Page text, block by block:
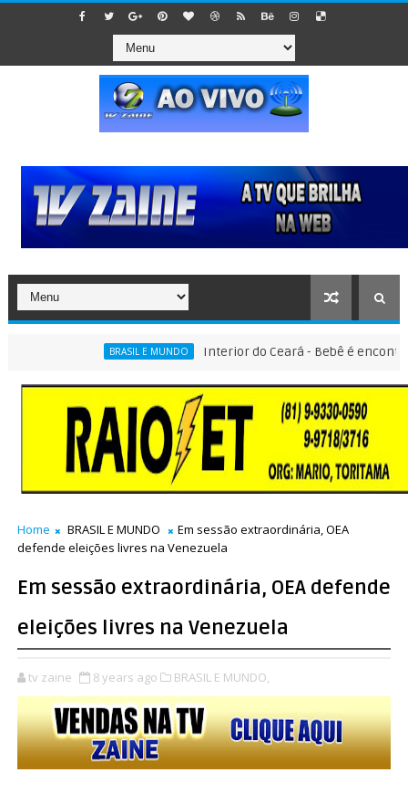
BRASIL E MUNDO Interior do Ceará - Bebê é encontrado
Home BRASIL E MUNDO
Em sessão extraordinária, OEA
defende eleições livres na Venezuela
Em sessão extraordinária, OEA defende
eleições livres na Venezuela
tv zaine 8 years ago BRASIL E MUNDO,